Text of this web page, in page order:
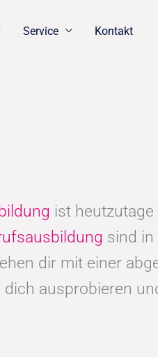
Service Kontakt
ist
sind in
dir mit einer
ausprobieren